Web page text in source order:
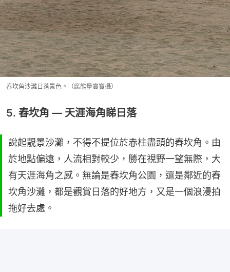
舂坎角沙灘日落景色。（腐能量寶寶攝）
5. 舂坎角 — 天涯海角睇日落
說起靚景沙灘，不得不提位於赤柱盡頭的舂坎角。由
於地點偏遠，人流相對較少，勝在視野一望無際，大
有天涯海角之感。無論是舂坎角公園，還是鄰近的舂
坎角沙灘，都是觀賞日落的好地方，又是一個浪漫拍
拖好去處。